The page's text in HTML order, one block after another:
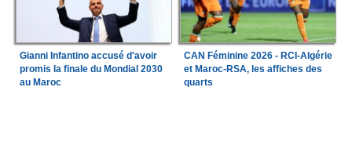
Gianni Infantino accusé d'avoir
promis la finale du Mondial 2030
au Maroc
CAN Féminine 2026 - RCI-Algérie
et Maroc-RSA, les affiches des
quarts